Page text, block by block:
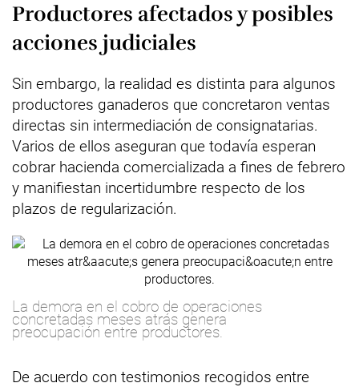
Productores afectados y posibles
acciones judiciales
Sin embargo, la realidad es distinta para algunos
productores ganaderos que concretaron ventas
directas sin intermediación de consignatarias.
Varios de ellos aseguran que todavía esperan
cobrar hacienda comercializada a fines de febrero
y manifiestan incertidumbre respecto de los
plazos de regularización.
La demora en el cobro de operaciones
concretadas meses atrás genera
preocupación entre productores.
De acuerdo con testimonios recogidos entre